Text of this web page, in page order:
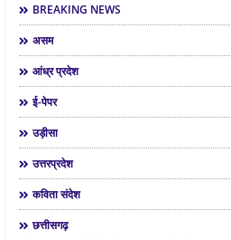
BREAKING NEWS
असम
आंध्र प्रदेश
ई-पेपर
उड़ीसा
उत्तरप्रदेश
कविता संदेश
छत्तीसगढ़